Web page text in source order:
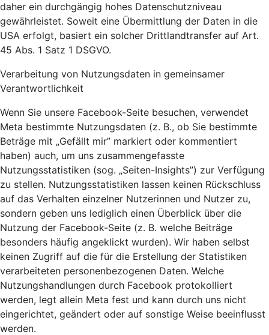
daher ein durchgängig hohes Datenschutzniveau
gewährleistet. Soweit eine Übermittlung der Daten in die
USA erfolgt, basiert ein solcher Drittlandtransfer auf Art.
45 Abs. 1 Satz 1 DSGVO.
Verarbeitung von Nutzungsdaten in gemeinsamer
Verantwortlichkeit
Wenn Sie unsere Facebook-Seite besuchen, verwendet
Meta bestimmte Nutzungsdaten (z. B., ob Sie bestimmte
Beträge mit „Gefällt mir” markiert oder kommentiert
haben) auch, um uns zusammengefasste
Nutzungsstatistiken (sog. „Seiten-Insights”) zur Verfügung
zu stellen. Nutzungsstatistiken lassen keinen Rückschluss
auf das Verhalten einzelner Nutzerinnen und Nutzer zu,
sondern geben uns lediglich einen Überblick über die
Nutzung der Facebook-Seite (z. B. welche Beiträge
besonders häufig angeklickt wurden). Wir haben selbst
keinen Zugriff auf die für die Erstellung der Statistiken
verarbeiteten personenbezogenen Daten. Welche
Nutzungshandlungen durch Facebook protokolliert
werden, legt allein Meta fest und kann durch uns nicht
eingerichtet, geändert oder auf sonstige Weise beeinflusst
werden.